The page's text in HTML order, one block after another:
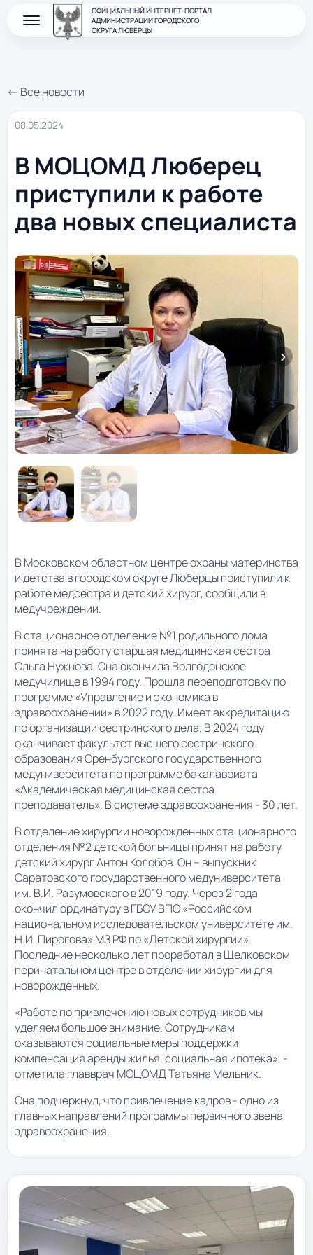
ОФИЦИАЛЬНЫЙ ИНТЕРНЕТ-ПОРТАЛ
АДМИНИСТРАЦИИ ГОРОДСКОГО
ОКРУГА ЛЮБЕРЦЫ
← Все новости
08.05.2024
В МОЦОМД Люберец
приступили к работе
два новых специалиста
В Московском областном центре охраны материнства
и детства в городском округе Люберцы приступили к
работе медсестра и детский хирург, сообщили в
медучреждении.
В стационарное отделение №1 родильного дома
принята на работу старшая медицинская сестра
Ольга Нужнова. Она окончила Волгодонское
медучилище в 1994 году. Прошла переподготовку по
программе «Управление и экономика в
здравоохранении» в 2022 году. Имеет аккредитацию
по организации сестринского дела. В 2024 году
оканчивает факультет высшего сестринского
образования Оренбургского государственного
медуниверситета по программе бакалавриата
«Академическая медицинская сестра
преподаватель». В системе здравоохранения - 30 лет.
В отделение хирургии новорожденных стационарного
отделения №2 детской больницы принят на работу
детский хирург Антон Колобов. Он – выпускник
Саратовского государственного медуниверситета
им. В.И. Разумовского в 2019 году. Через 2 года
окончил ординатуру в ГБОУ ВПО «Российском
национальном исследовательском университете им.
Н.И. Пирогова» МЗ РФ по «Детской хирургии».
Последние несколько лет проработал в Щелковском
перинатальном центре в отделении хирургии для
новорожденных.
«Работе по привлечению новых сотрудников мы
уделяем большое внимание. Сотрудникам
оказываются социальные меры поддержки:
компенсация аренды жилья, социальная ипотека», -
отметила главврач МОЦОМД Татьяна Мельник.
Она подчеркнул, что привлечение кадров - одно из
главных направлений программы первичного звена
здравоохранения.